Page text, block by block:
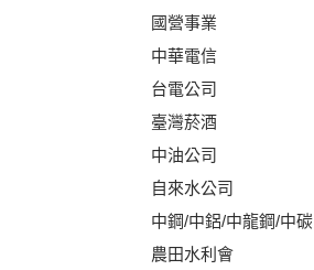
國營事業
中華電信
台電公司
臺灣菸酒
中油公司
自來水公司
中鋼/中鋁/中龍鋼/中碳
農田水利會